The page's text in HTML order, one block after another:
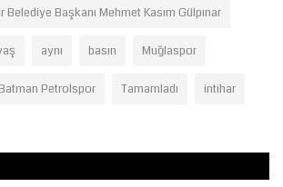
Belediye Başkanı Mehmet Kasım Gülpınar
aynı basın Muğlaspor
Petrolspor Tamamladı intihar